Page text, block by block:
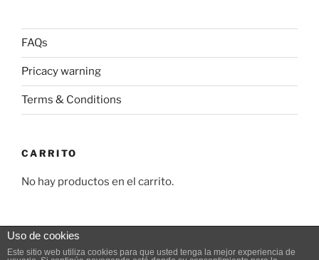
FAQs
Pricacy warning
Terms & Conditions
CARRITO
No hay productos en el carrito.
Uso de cookies
Este sitio web utiliza cookies para que usted tenga la mejor experiencia de